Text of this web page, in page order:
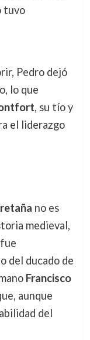
tuvo
Pedro dejó
lo que
, su tío y
el liderazgo
no es
medieval,
del ducado de
Francisco
aunque
del